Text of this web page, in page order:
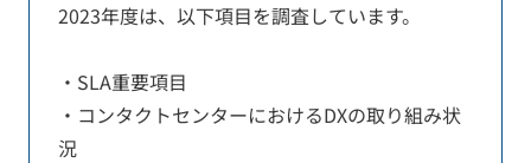
2023年度は、以下項目を調査しています。
・SLA重要項目
・コンタクトセンターにおけるDXの取り組み状
況